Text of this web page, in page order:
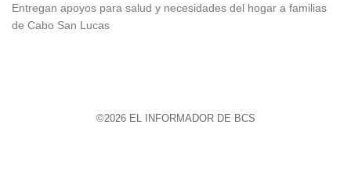
Entregan apoyos para salud y necesidades del hogar a familias
de Cabo San Lucas
©2026 EL INFORMADOR DE BCS